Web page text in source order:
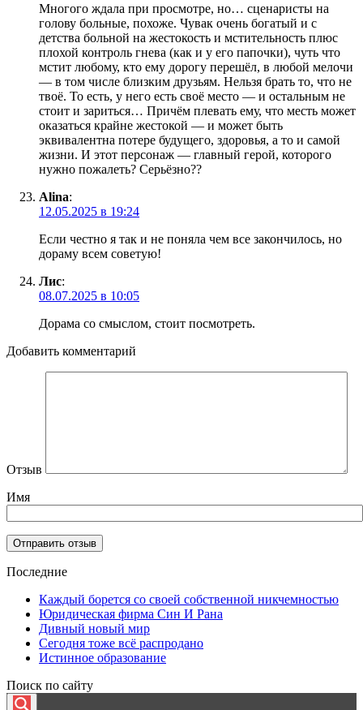
Многого ждала при просмотре, но… сценаристы на
голову больные, похоже. Чувак очень богатый и с
детства больной на жестокость и мстительность плюс
плохой контроль гнева (как и у его папочки), чуть что
мстит любому, кто ему дорогу перешёл, в любой мелочи
— в том числе близким друзьям. Нельзя брать то, что не
твоё. То есть, у него есть своё место — и остальным не
стоит и зариться… Причём плевать ему, что месть может
оказаться крайне жестокой — и может быть
эквивалентна потере будущего, здоровья, а то и самой
жизни. И этот персонаж — главный герой, которого
нужно пожалеть? Серьёзно??
Alina:
12.05.2025 в 19:24
Если честно я так и не поняла чем все закончилось, но
дораму всем советую!
Лис:
08.07.2025 в 10:05
Дорама со смыслом, стоит посмотреть.
Добавить комментарий
Отзыв
Имя
Последние
Каждый борется со своей собственной никчемностью
Юридическая фирма Син И Рана
Дивный новый мир
Сегодня тоже всё распродано
Истинное образование
Поиск по сайту